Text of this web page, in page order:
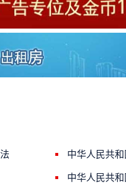
中华人民共
中华人民共